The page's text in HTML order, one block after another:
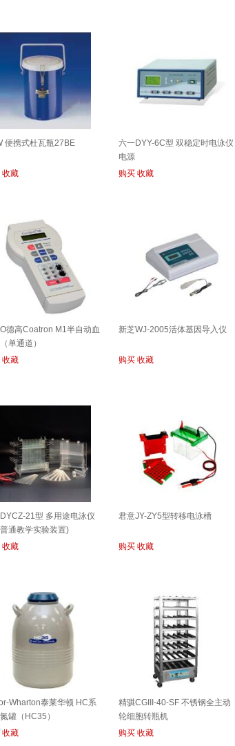
便携式杜瓦瓶27BE
收藏
六一DYY-6C型 双稳定时电泳仪
电源
购买 收藏
德高Coatron M1半自动血
单通道）
收藏
新芝WJ-2005活体基因导入仪
购买 收藏
21型 多用途电泳仪
通教学实验装置)
收藏
君意JY-ZY5型转移电泳槽
购买 收藏
Wharton泰莱华顿 HC系
罐（HC35）
收藏
精骐CGIII-40-SF 不锈钢全主动
轮细胞转瓶机
购买 收藏